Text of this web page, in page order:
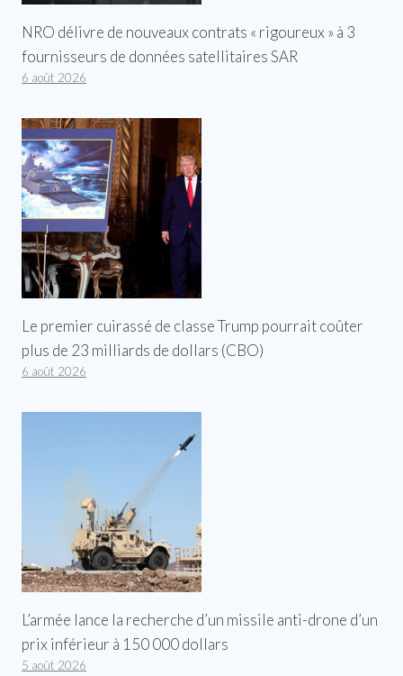
NRO délivre de nouveaux contrats « rigoureux » à 3
fournisseurs de données satellitaires SAR
6 août 2026
Le premier cuirassé de classe Trump pourrait coûter
plus de 23 milliards de dollars (CBO)
6 août 2026
L’armée lance la recherche d’un missile anti-drone d’un
prix inférieur à 150 000 dollars
5 août 2026